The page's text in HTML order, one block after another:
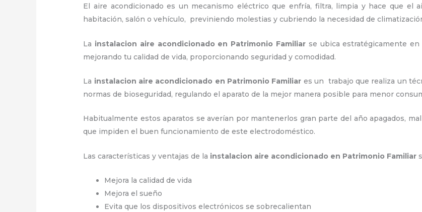
El aire acondicionado es un mecanismo eléctrico que enfría, filtra, limpia y hace que el
habitación, salón o vehículo, previniendo molestias y cubriendo la necesidad de
La instalacion aire acondicionado en Patrimonio Familiar se ubica estratégicamente
mejorando tu calidad de vida, proporcionando seguridad y comodidad.
La instalacion aire acondicionado en Patrimonio Familiar es un trabajo que realiza un
normas de bioseguridad, regulando el aparato de la mejor manera posible para menor
Habitualmente estos aparatos se averían por mantenerlos gran parte del año apagados,
que impiden el buen funcionamiento de este electrodoméstico.
Las características y ventajas de la instalacion aire acondicionado en Patrimonio Familiar
Mejora la calidad de vida
Mejora el sueño
Evita que los dispositivos electrónicos se sobrecalientan